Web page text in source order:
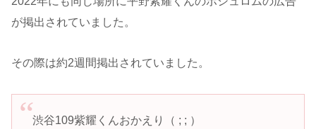
が掲出されていました。
その際は約2週間掲出されていました。
渋谷109紫耀くんおかえり（ ; ; ）